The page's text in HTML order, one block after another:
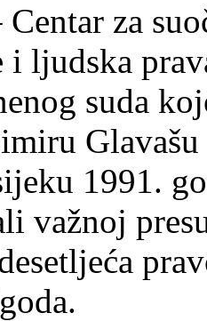
za
i ljudska
suda
1991.
važnoj